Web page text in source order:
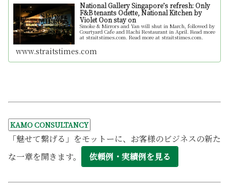
National Gallery Singapore’s refresh: Only
F&B tenants Odette, National Kitchen by
Violet Oon stay on
Smoke & Mirrors and Yan will shut in March, followed by
Courtyard Cafe and Hachi Restaurant in April. Read more
at straitstimes.com. Read more at straitstimes.com.
www.straitstimes.com
KAMO CONSULTANCY
「魅せて繋げる」をモットーに、お客様のビジネスの新た
な一章を開きます。
依頼例・実績例を見る